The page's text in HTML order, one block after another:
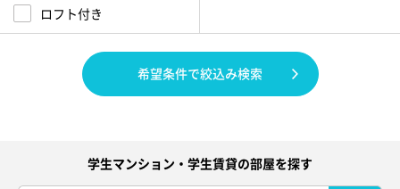
ロフト付き
希望条件で絞込み検索
学生マンション・学生賃貸の部屋を探す